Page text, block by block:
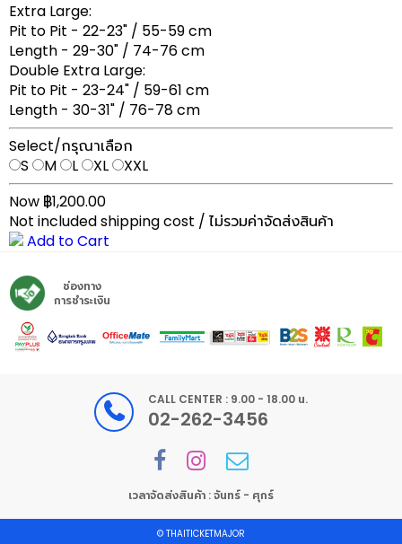
Extra Large:
Pit to Pit - 22-23" / 55-59 cm
Length - 29-30" / 74-76 cm
Double Extra Large:
Pit to Pit - 23-24" / 59-61 cm
Length - 30-31" / 76-78 cm
Select/กรุณาเลือก
S
M L XL
XXL
Now ฿1,200.00
Not included shipping cost / ไม่รวมค่าจัดส่งสินค้า
Add to Cart
ช่องทาง
การชำระเงิน
CALL CENTER : 9.00 - 18.00 น.
02-262-3456
เวลาจัดส่งสินค้า : จันทร์ - ศุกร์
© THAITICKETMAJOR